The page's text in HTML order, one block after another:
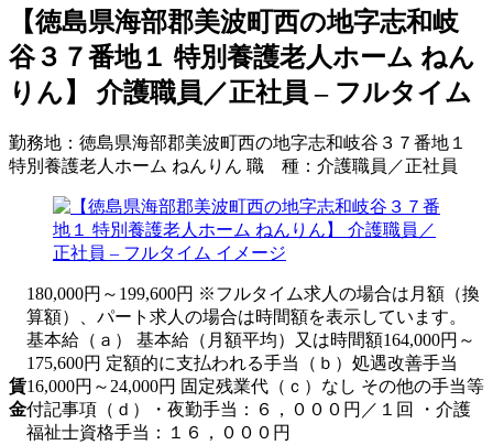
【徳島県海部郡美波町西の地字志和岐
谷３７番地１ 特別養護老人ホーム ねん
りん】 介護職員／正社員 – フルタイム
勤務地： 徳島県海部郡美波町西の地字志和岐谷３７番地１
特別養護老人ホーム ねんりん 職 種： 介護職員／正社員
賃
金
180,000円～199,600円 ※フルタイム求人の場合は月額（換
算額）、パート求人の場合は時間額を表示しています。
基本給（ａ） 基本給（月額平均）又は時間額164,000円～
175,600円 定額的に支払われる手当（ｂ）処遇改善手当
16,000円～24,000円 固定残業代（ｃ）なし その他の手当等
付記事項（ｄ）・夜勤手当：６，０００円／１回 ・介護
福祉士資格手当：１６，０００円